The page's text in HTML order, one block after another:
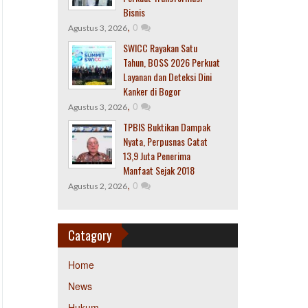
Bisnis
Agustus 3, 2026, 0
SWICC Rayakan Satu
Tahun, BOSS 2026 Perkuat
Layanan dan Deteksi Dini
Kanker di Bogor
Agustus 3, 2026, 0
TPBIS Buktikan Dampak
Nyata, Perpusnas Catat
13,9 Juta Penerima
Manfaat Sejak 2018
Agustus 2, 2026, 0
Catagory
Home
News